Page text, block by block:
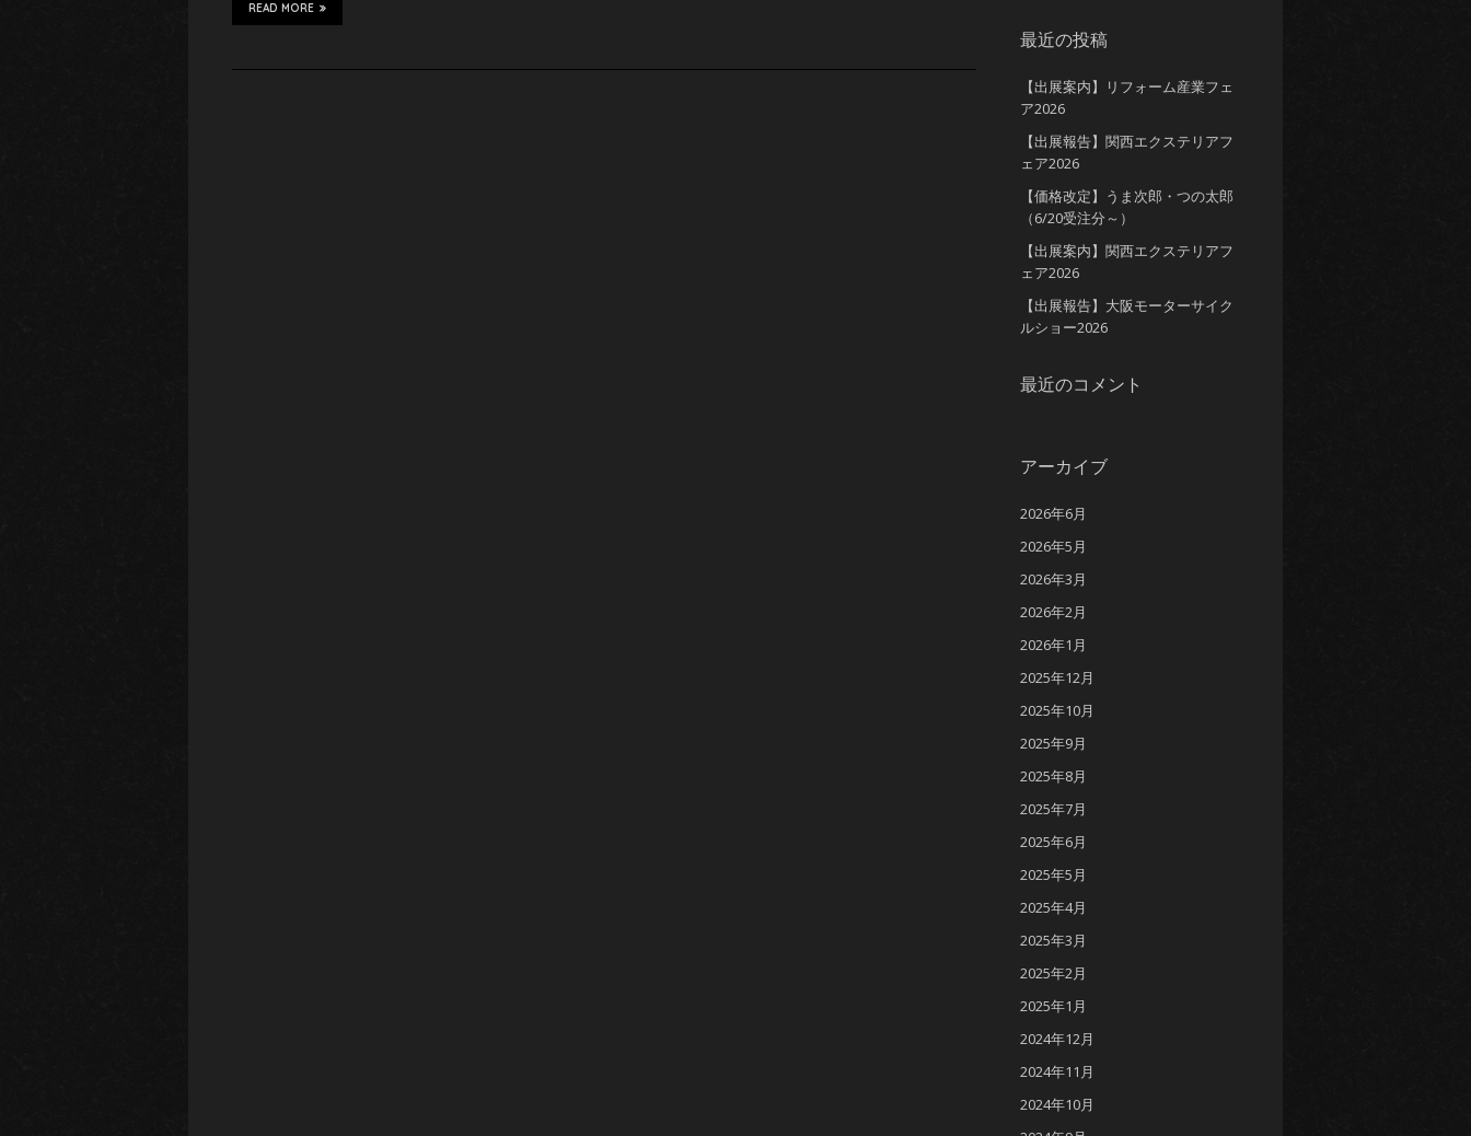
READ MORE
最近の投稿
【出展案内】リフォーム産業フェ
ア2026
【出展報告】関西エクステリアフ
ェア2026
【価格改定】うま次郎・つの太郎
（6/20受注分～）
【出展案内】関西エクステリアフ
ェア2026
【出展報告】大阪モーターサイク
ルショー2026
最近のコメント
アーカイブ
2026年6月
2026年5月
2026年3月
2026年2月
2026年1月
2025年12月
2025年10月
2025年9月
2025年8月
2025年7月
2025年6月
2025年5月
2025年4月
2025年3月
2025年2月
2025年1月
2024年12月
2024年11月
2024年10月